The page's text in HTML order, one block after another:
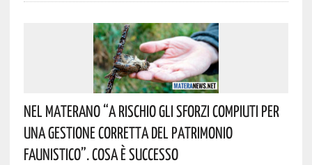
Nel Materano “a Rischio Gli Sforzi Compiuti Per
Una Gestione Corretta Del Patrimonio
Faunistico”. Cosa È Successo